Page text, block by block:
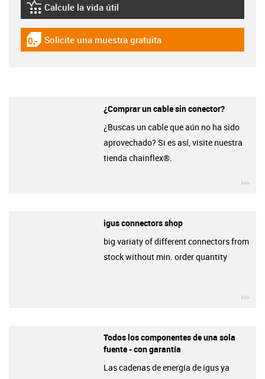
igus-icon-lebensdauerrechner
Calcule la vida útil
igus-icon-gratismuster
Solicite una muestra gratuita
¿Comprar un cable sin conector?
¿Buscas un cable que aún no ha sido
aprovechado? Si es así, visite nuestra
tienda chainflex®.
igus connectors shop
big variaty of different connectors from
stock without min. order quantity
Todos los componentes de una sola
fuente - con garantía
Las cadenas de energía de igus ya